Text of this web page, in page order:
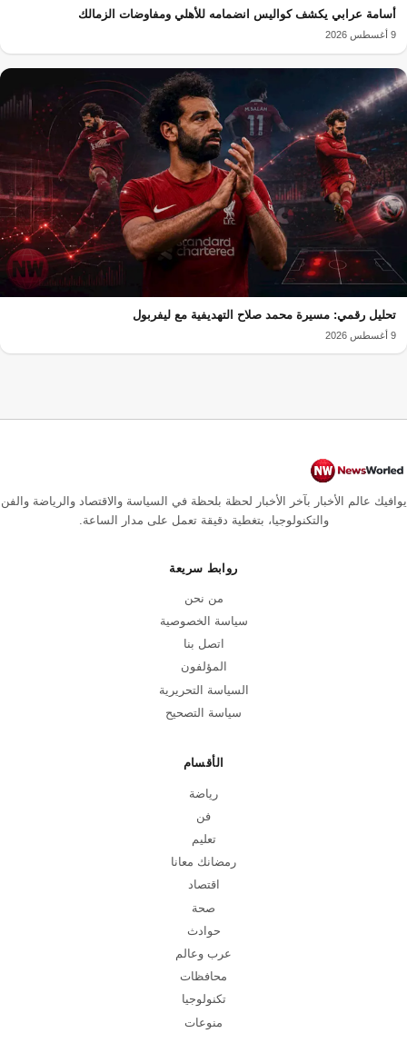
أسامة عرابي يكشف كواليس انضمامه للأهلي ومفاوضات الزمالك
9 أغسطس 2026
تحليل رقمي: مسيرة محمد صلاح التهديفية مع ليفربول
9 أغسطس 2026
يوافيك عالم الأخبار بآخر الأخبار لحظة بلحظة في السياسة والاقتصاد والرياضة والفن
والتكنولوجيا، بتغطية دقيقة تعمل على مدار الساعة.
روابط سريعة
من نحن
سياسة الخصوصية
اتصل بنا
المؤلفون
السياسة التحريرية
سياسة التصحيح
الأقسام
رياضة
فن
تعليم
رمضانك معانا
اقتصاد
صحة
حوادث
عرب وعالم
محافظات
تكنولوجيا
منوعات